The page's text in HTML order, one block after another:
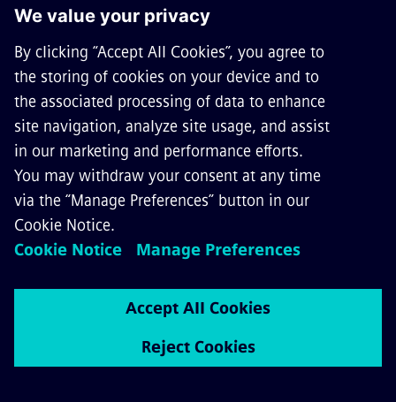
A Mobility hírei
A 2022-23-as tanévben is folytatódik a
Siemens Mobility Kft. ösztöndíjprogramja
A Siemens Mobility először mutatja be a
Mireo Plus B vonatot az InnoTrans 2022
A 2022-es InnoTranson a Siemens Mobility
Elkészült az ország eddigi legnagyobb vasúti